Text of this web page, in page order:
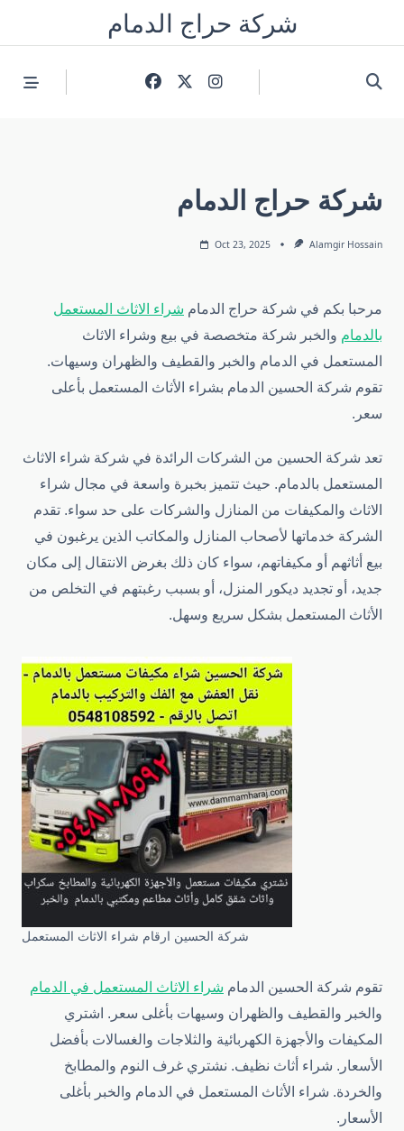
شركة حراج الدمام
شركة حراج الدمام
Oct 23, 2025 Alamgir Hossain
مرحبا بكم في شركة حراج الدمام شراء الاثاث المستعمل
بالدمام والخبر شركة متخصصة في بيع وشراء الاثاث
المستعمل في الدمام والخبر والقطيف والظهران وسيهات.
تقوم شركة الحسين الدمام بشراء الأثاث المستعمل بأعلى
سعر.
تعد شركة الحسين من الشركات الرائدة في شركة شراء الاثاث
المستعمل بالدمام. حيث تتميز بخبرة واسعة في مجال شراء
الاثاث والمكيفات من المنازل والشركات على حد سواء. تقدم
الشركة خدماتها لأصحاب المنازل والمكاتب الذين يرغبون في
بيع أثاثهم أو مكيفاتهم، سواء كان ذلك بغرض الانتقال إلى مكان
جديد، أو تجديد ديكور المنزل، أو بسبب رغبتهم في التخلص من
الأثاث المستعمل بشكل سريع وسهل.
شركة الحسين ارقام شراء الاثاث المستعمل
تقوم شركة الحسين الدمام شراء الاثاث المستعمل في الدمام
والخبر والقطيف والظهران وسيهات بأغلى سعر. اشتري
المكيفات والأجهزة الكهربائية والثلاجات والغسالات بأفضل
الأسعار. شراء أثاث نظيف. نشتري غرف النوم والمطابخ
والخردة. شراء الأثاث المستعمل في الدمام والخبر بأغلى
الأسعار.